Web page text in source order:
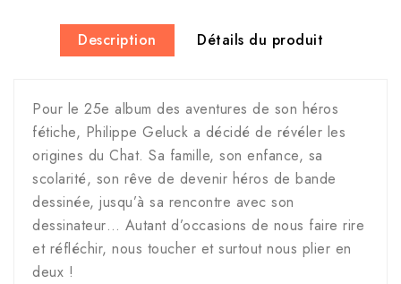
Description Détails du produit
Pour le 25e album des aventures de son héros
fétiche, Philippe Geluck a décidé de révéler les
origines du Chat. Sa famille, son enfance, sa
scolarité, son rêve de devenir héros de bande
dessinée, jusqu’à sa rencontre avec son
dessinateur… Autant d’occasions de nous faire rire
et réfléchir, nous toucher et surtout nous plier en
deux !